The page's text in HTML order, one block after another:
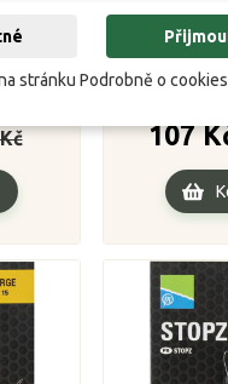
Cena
ZFISH
Method

107
stránku Podrobně o cookies